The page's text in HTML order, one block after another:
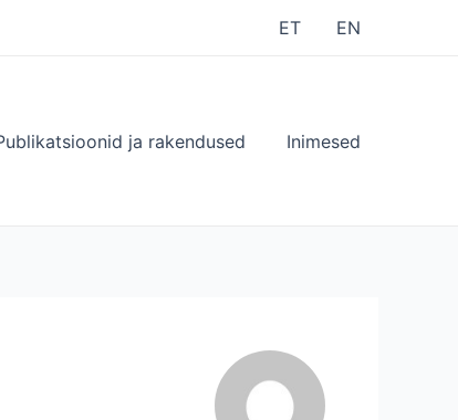
ET EN
ja rakendused Inimesed